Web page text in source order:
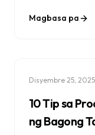
makapagtapos
Magbasa pa
Disyembre 25, 2025
10 Tip sa
ng Bagong